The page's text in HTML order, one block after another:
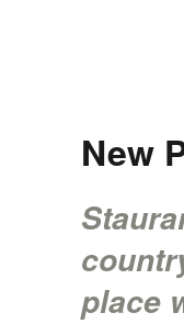
New
place